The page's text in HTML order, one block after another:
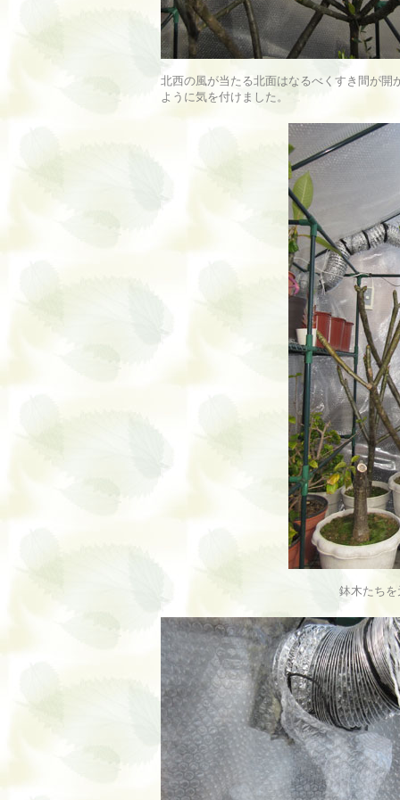
北西の風が当たる北面はなるべくすき間が開
ように気を付けました。
鉢木たち